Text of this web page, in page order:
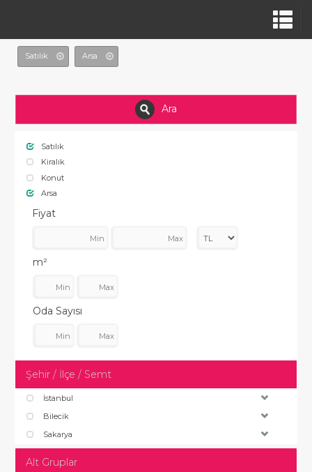
Satılık Arsa
Ara
Satılık
Kiralık
Konut
Arsa
Fiyat
m²
Oda Sayısı
Şehir / İlçe / Semt
İstanbul
Bilecik
Sakarya
Alt Gruplar